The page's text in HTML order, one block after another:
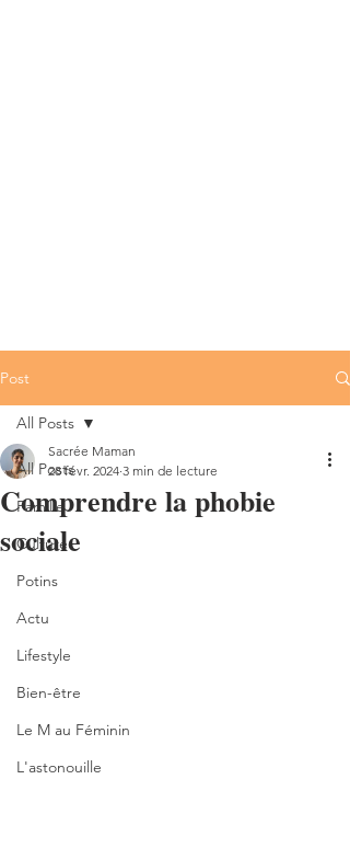
Post
All Posts
Famille
Culture
Potins
Actu
Lifestyle
Bien-être
Le M au Féminin
L'astonouille
All Posts
Comprendre la phobie
sociale
Sacrée Maman
28 févr. 2024 3 min de lecture